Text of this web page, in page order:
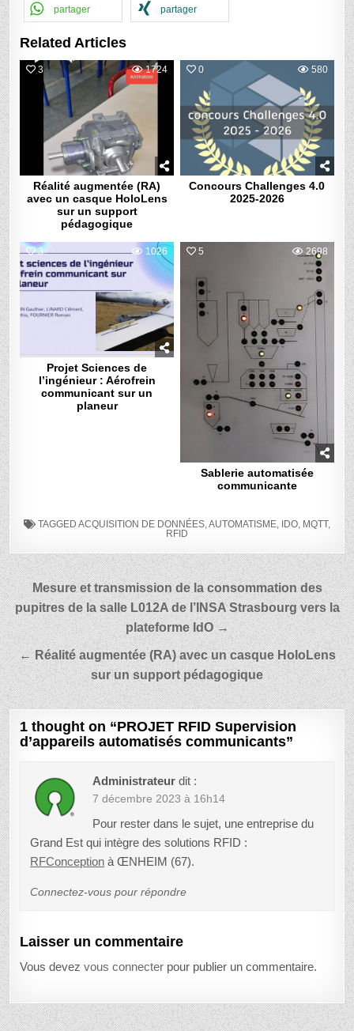
partager partager
Related Articles
3 1724
Réalité augmentée (RA)
avec un casque HoloLens
sur un support
pédagogique
0 580
Concours Challenges 4.0
2025-2026
3 1026
Projet Sciences de
l’ingénieur : Aérofrein
communicant sur un
planeur
5 2698
Sablerie automatisée
communicante
TAGGED ACQUISITION DE DONNÉES,AUTOMATISME, IDO, MQTT,
RFID
Navigation
de
l’article
Mesure et transmission de la consommation des
pupitres de la salle L012A de l’INSA Strasbourg vers la
plateforme IdO →
← Réalité augmentée (RA) avec un casque HoloLens
sur un support pédagogique
1 thought on “PROJET RFID Supervision
d’appareils automatisés communicants”
Administrateur dit :
7 décembre 2023 à 16h14
Pour rester dans le sujet, une entreprise du
Grand Est qui intègre des solutions RFID :
RFConception à ŒNHEIM (67).
Connectez-vous pour répondre
Laisser un commentaire
Vous devezvous connecter pour publier un commentaire.